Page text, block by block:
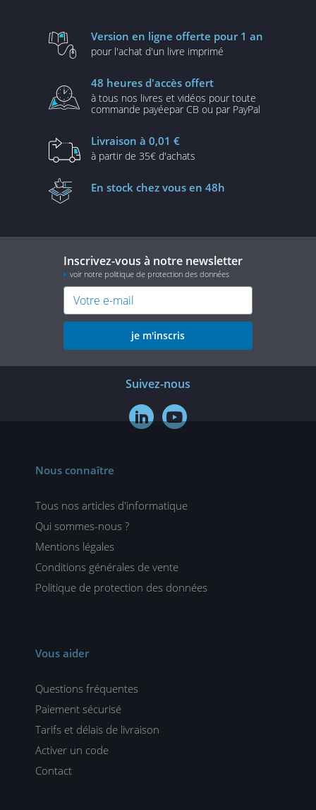
Version en ligne offerte pour 1 an
pour l'achat d'un livre imprimé
48 heures d'accès offert
à tous nos livres et vidéos pour toute
commande payéepar CB ou par PayPal
Livraison à 0,01 €
à partir de 35€ d'achats
En stock chez vous en 48h
Inscrivez-vous à notre newsletter
voir notre politique de protection des données
je m'inscris
Suivez-nous
 
Nous connaître
Tous nos articles d'informatique
Qui sommes-nous ?
Mentions légales
Conditions générales de vente
Politique de protection des données
Vous aider
Questions fréquentes
Paiement sécurisé
Tarifs et délais de livraison
Activer un code
Contact